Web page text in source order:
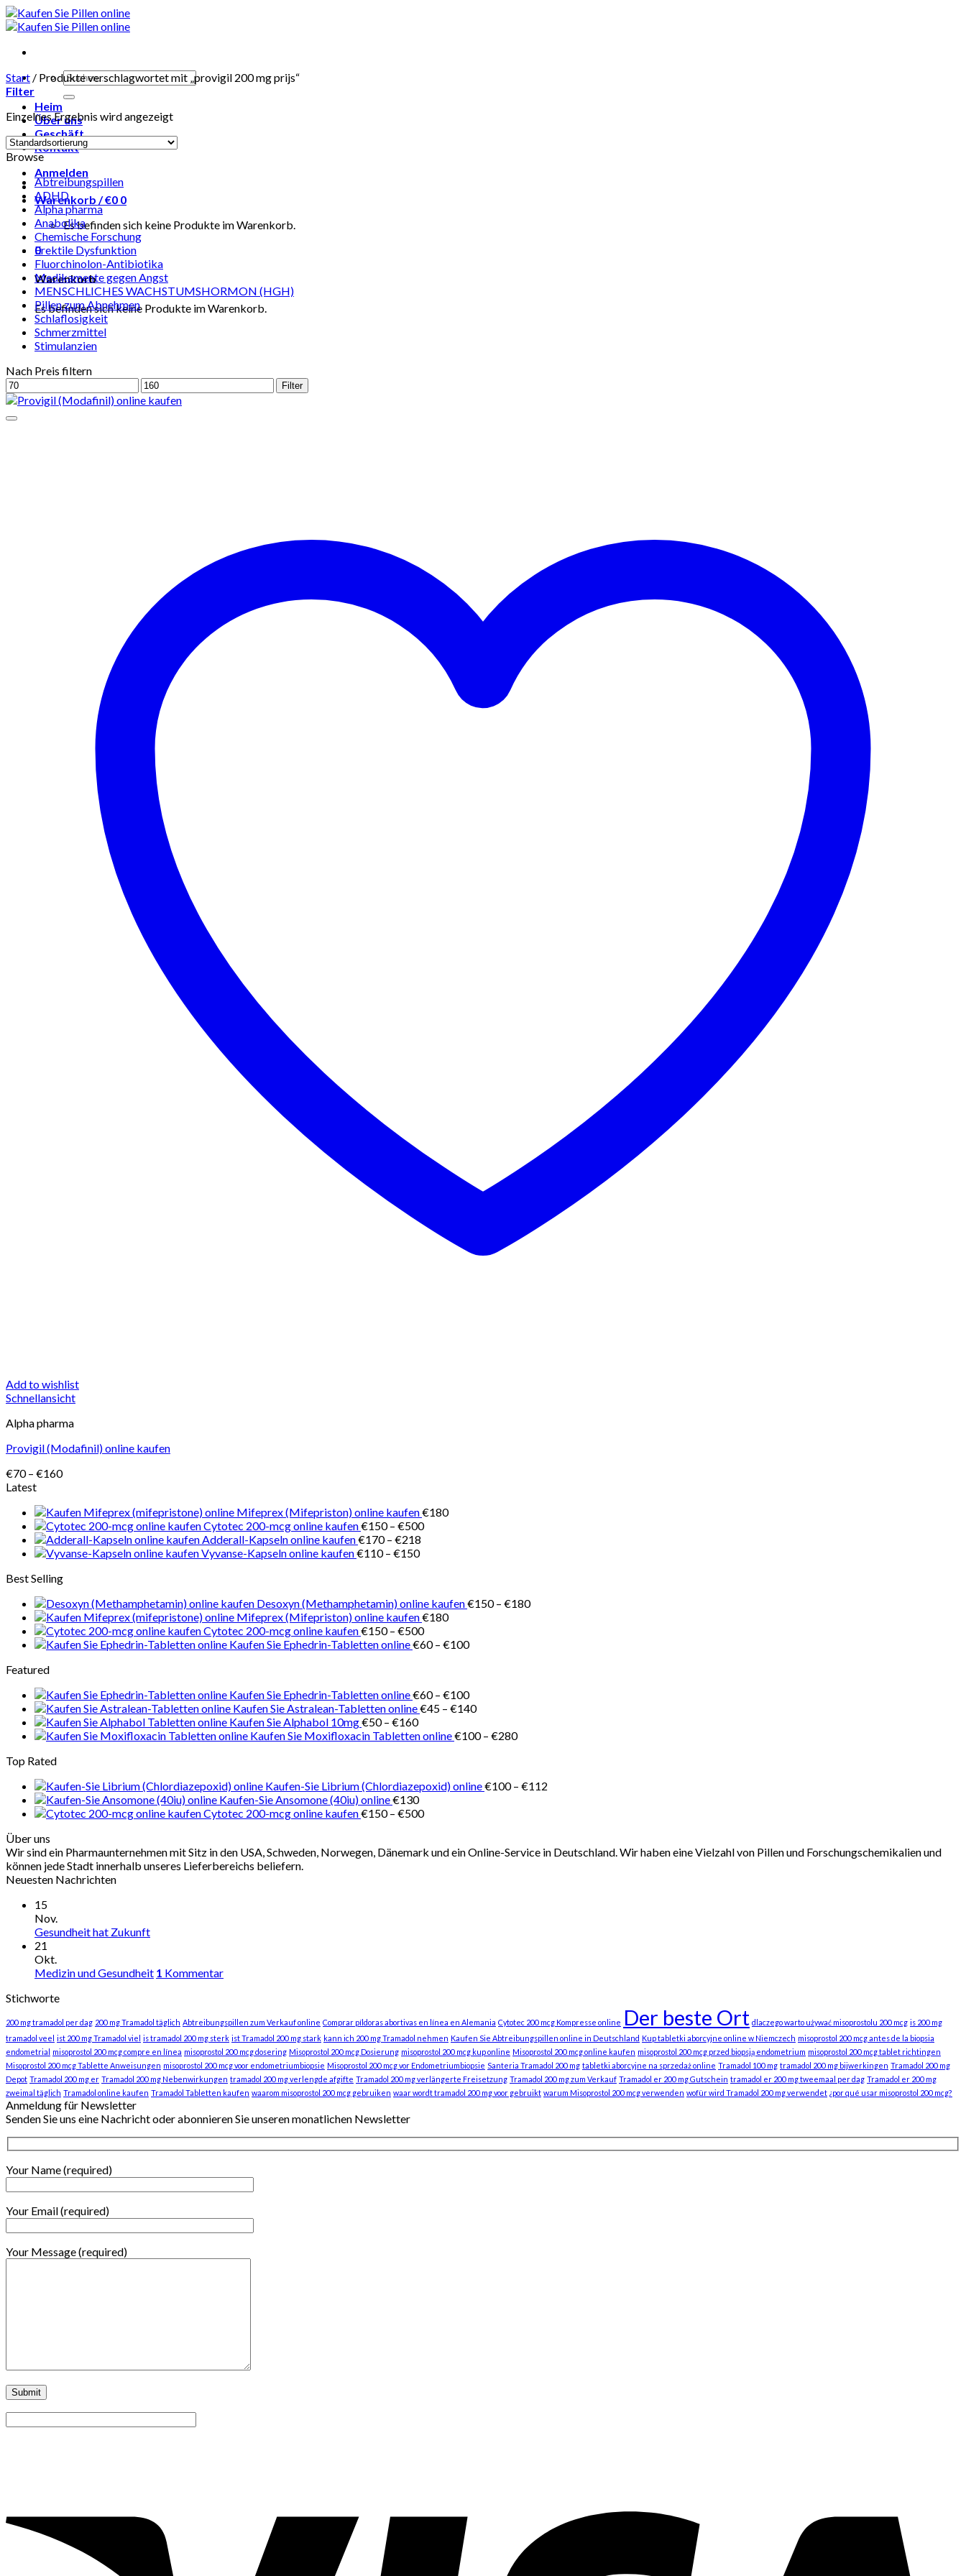
Skip
to
Suchen
nach:
Heim
Über uns
Geschäft
Kontakt
Anmelden
Warenkorb /€0 0
Es befinden sich keine Produkte im Warenkorb.
0
Warenkorb
Es befinden sich keine Produkte im Warenkorb.
Start / Produkte verschlagwortet mit „provigil 200 mg prijs“
Filter
Einzelnes Ergebnis wird angezeigt
Browse
Abtreibungspillen
ADHD
Alpha pharma
Anabolika
Chemische Forschung
Erektile Dysfunktion
Fluorchinolon-Antibiotika
Medikamente gegen Angst
MENSCHLICHES WACHSTUMSHORMON (HGH)
Pillen zum Abnehmen
Schlaflosigkeit
Schmerzmittel
Stimulanzien
Nach Preis filtern
Min.
Preis
Max.
Preis
Filter
Add to wishlist
Schnellansicht
Alpha pharma
Provigil (Modafinil) online kaufen
€70 – €160Preisspanne:
€160
Latest
Mifeprex (Mifepriston) online kaufen€180
Cytotec 200-mcg online kaufen€150 – €500Preisspanne:
Adderall-Kapseln online kaufen€170 – €218
Vyvanse-Kapseln online kaufen€110 – €150Preisspanne:
Best Selling
Desoxyn (Methamphetamin) online kaufen€150 – €180Preisspanne:
Mifeprex (Mifepriston) online kaufen€180
Cytotec 200-mcg online kaufen€150 – €500Preisspanne:
€150
Kaufen Sie Ephedrin-Tabletten online€60 – €100Preisspanne:
Featured
Kaufen Sie Ephedrin-Tabletten online€60 – €100Preisspanne:
€60
€100
Kaufen Sie Astralean-Tabletten online€45 – €140Preisspanne:
bis
Kaufen Sie Alphabol 10mg€50 – €160Preisspanne:
€50
Kaufen Sie Moxifloxacin Tabletten online€100 – €280Preisspanne:
Top Rated
Kaufen-Sie Librium (Chlordiazepoxid) online€100 – €112
Kaufen-Sie Ansomone (40iu) online€130
Cytotec 200-mcg online kaufen€150 – €500Preisspanne:
€500
Über uns
Wir sind ein Pharmaunternehmen mit Sitz in den USA, Schweden, Norwegen, Dänemark und ein Online-Service in Deutschland. Wir haben eine Vielzahl von Pillen und Forschungschemikalien und
können jede Stadt innerhalb unseres Lieferbereichs beliefern.
Neuesten Nachrichten
15
Nov.
Gesundheit hat Zukunft
21
Okt.
Medizin und Gesundheit 1 Kommentar
Stichworte
200 mg tramadol per dag 200 mg Tramadol täglich Abtreibungspillen zum Verkauf online Comprar píldoras abortivas en línea en Alemania Cytotec 200 mcg Kompresse online Der beste Ort dlaczego warto używać misoprostolu 200 mcg is 200 mg
tramadol veel ist 200 mg Tramadol viel is tramadol 200 mg sterk ist Tramadol 200 mg stark kann ich 200 mg Tramadol nehmen Kaufen Sie Abtreibungspillen online in Deutschland Kup tabletki aborcyjne online w Niemczech misoprostol 200 mcg antes de la biopsia
endometrial misoprostol 200 mcg compre en línea misoprostol 200 mcg dosering Misoprostol 200 mcg Dosierung misoprostol 200 mcg kup online Misoprostol 200 mcg online kaufen misoprostol 200 mcg przed biopsją endometrium misoprostol 200 mcg tablet richtingen
Misoprostol 200 mcg Tablette Anweisungen misoprostol 200 mcg voor endometriumbiopsie Misoprostol 200 mcg vor Endometriumbiopsie Santeria Tramadol 200 mg tabletki aborcyjne na sprzedaż online Tramadol 100 mg tramadol 200 mg bijwerkingen Tramadol 200 mg
Depot Tramadol 200 mg er Tramadol 200 mg Nebenwirkungen tramadol 200 mg verlengde afgifte Tramadol 200 mg verlängerte Freisetzung Tramadol 200 mg zum Verkauf Tramadol er 200 mg Gutschein tramadol er 200 mg tweemaal per dag Tramadol er 200 mg
zweimal täglich Tramadol online kaufen Tramadol Tabletten kaufen waarom misoprostol 200 mcg gebruiken waar wordt tramadol 200 mg voor gebruikt warum Misoprostol 200 mcg verwenden wofür wird Tramadol 200 mg verwendet ¿por qué usar misoprostol 200 mcg?
Anmeldung für Newsletter
Senden Sie uns eine Nachricht oder abonnieren Sie unseren monatlichen Newsletter
Your Name (required)
Your Email (required)
Your Message (required)